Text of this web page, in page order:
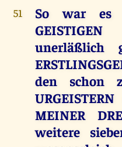
51
So war es
GEISTIGEN
unerläßlich
den schon
MEINER
weitere